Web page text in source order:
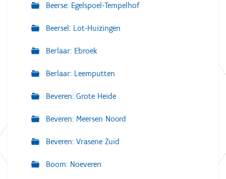
Beerse: Egelspoel-Tempelhof
Beersel: Lot-Huizingen
Berlaar: Ebroek
Berlaar: Leemputten
Beveren: Grote Heide
Beveren: Meersen Noord
Beveren: Vrasene Zuid
Boom: Noeveren